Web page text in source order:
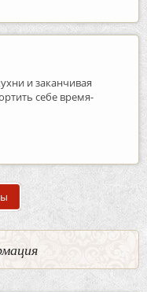
и заканчивая
себе время-